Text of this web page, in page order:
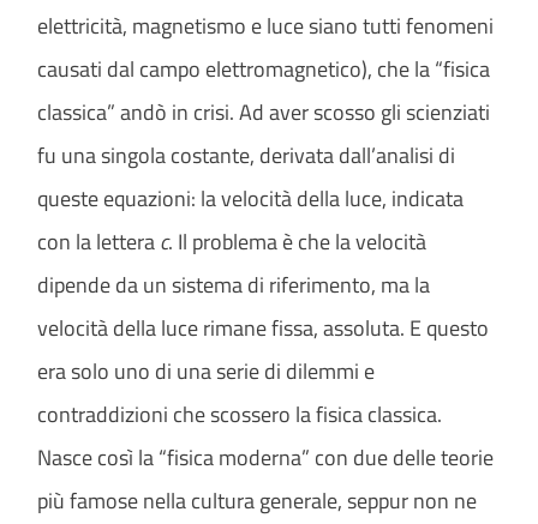
elettricità, magnetismo e luce siano tutti fenomeni
causati dal campo elettromagnetico), che la “fisica
classica” andò in crisi. Ad aver scosso gli scienziati
fu una singola costante, derivata dall’analisi di
queste equazioni: la velocità della luce, indicata
con la letterac. Il problema è che la velocità
dipende da un sistema di riferimento, ma la
velocità della luce rimane fissa, assoluta. E questo
era solo uno di una serie di dilemmi e
contraddizioni che scossero la fisica classica.
Nasce così la “fisica moderna” con due delle teorie
più famose nella cultura generale, seppur non ne